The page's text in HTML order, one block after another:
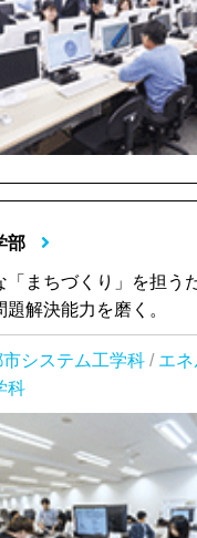
部
「まちづくり」を担う
解決能力を磨く。
市システム工学科 / エ
科